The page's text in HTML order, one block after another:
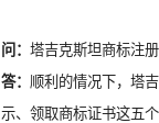
问： 塔吉克斯坦商标注册
答： 顺利的情况下，塔
示、领取商标证书这五